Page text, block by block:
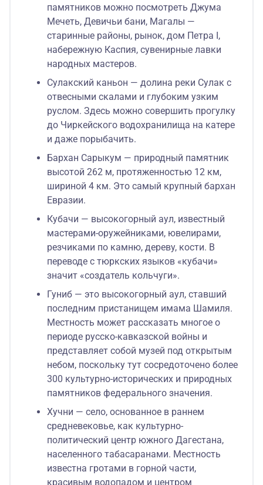
памятников можно посмотреть Джума
Мечеть, Девичьи бани, Магалы —
старинные районы, рынок, дом Петра I,
набережную Каспия, сувенирные лавки
народных мастеров.
Сулакский каньон — долина реки Сулак с
отвесными скалами и глубоким узким
руслом. Здесь можно совершить прогулку
до Чиркейского водохранилища на катере
и даже порыбачить.
Бархан Сарыкум — природный памятник
высотой 262 м, протяженностью 12 км,
шириной 4 км. Это самый крупный бархан
Евразии.
Кубачи — высокогорный аул, известный
мастерами-оружейниками, ювелирами,
резчиками по камню, дереву, кости. В
переводе с тюркских языков «кубачи»
значит «создатель кольчуги».
Гуниб — это высокогорный аул, ставший
последним пристанищем имама Шамиля.
Местность может рассказать многое о
периоде русско-кавказской войны и
представляет собой музей под открытым
небом, поскольку тут сосредоточено более
300 культурно-исторических и природных
памятников федерального значения.
Хучни — село, основанное в раннем
средневековье, как культурно-
политический центр южного Дагестана,
населенного табасаранами. Местность
известна гротами в горной части,
красивым водопадом и центром